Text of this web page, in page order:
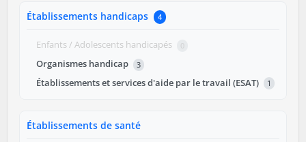
Établissements handicaps 4
Enfants / Adolescents handicapés 0
Organismes handicap 3
Établissements et services d'aide par le travail (ESAT) 1
Établissements de santé